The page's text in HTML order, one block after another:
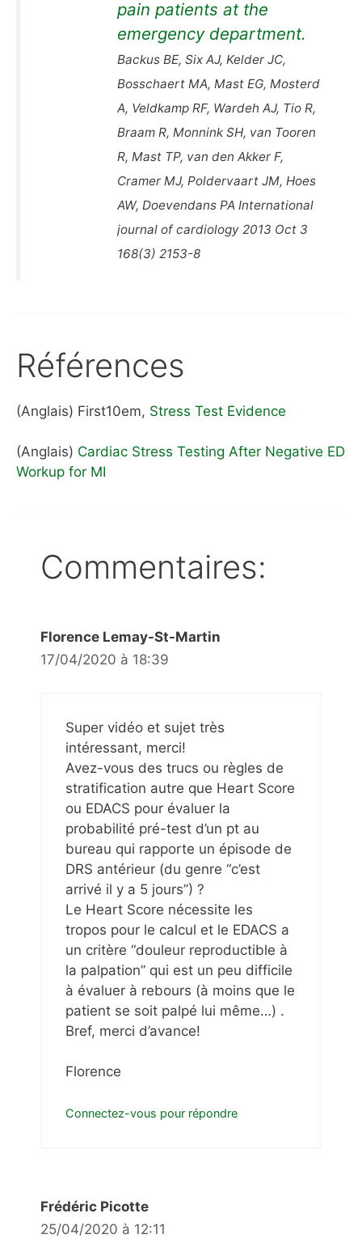
pain patients at the
emergency department.
Backus BE, Six AJ, Kelder JC,
Bosschaert MA, Mast EG, Mosterd
A, Veldkamp RF, Wardeh AJ, Tio R,
Braam R, Monnink SH, van Tooren
R, Mast TP, van den Akker F,
Cramer MJ, Poldervaart JM, Hoes
AW, Doevendans PA International
journal of cardiology 2013 Oct 3
168(3) 2153-8
Références
(Anglais) First10em, Stress Test Evidence
(Anglais) Cardiac Stress Testing After Negative ED
Workup for MI
Commentaires:
Florence Lemay-St-Martin
17/04/2020 à 18:39
Super vidéo et sujet très
intéressant, merci!
Avez-vous des trucs ou règles de
stratification autre que Heart Score
ou EDACS pour évaluer la
probabilité pré-test d’un pt au
bureau qui rapporte un épisode de
DRS antérieur (du genre “c’est
arrivé il y a 5 jours”) ?
Le Heart Score nécessite les
tropos pour le calcul et le EDACS a
un critère “douleur reproductible à
la palpation” qui est un peu difficile
à évaluer à rebours (à moins que le
patient se soit palpé lui même…) .
Bref, merci d’avance!
Florence
Connectez-vous pour répondre
Frédéric Picotte
25/04/2020 à 12:11